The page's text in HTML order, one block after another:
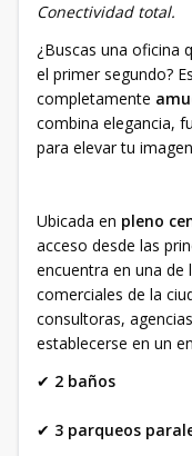
Conectividad total.
¿Buscas una oficina
el primer segundo?
completamente
combina elegancia,
para elevar tu
Ubicada en pleno
acceso desde las
encuentra en una de
comerciales de la
consultoras,
establecerse en un
✔ 2 baños
✔ 3 parqueos